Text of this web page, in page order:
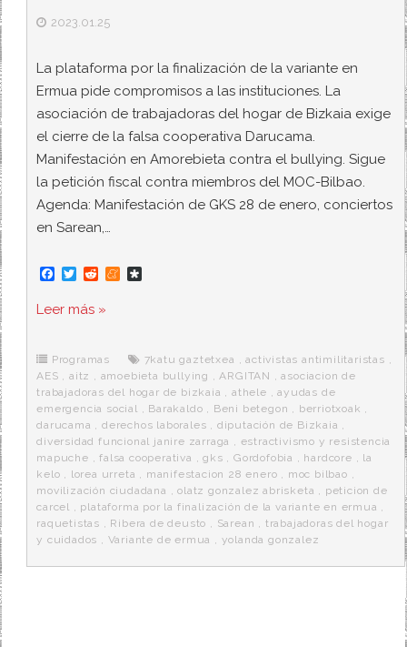
2023.01.25
La plataforma por la finalización de la variante en
Ermua pide compromisos a las instituciones. La
asociación de trabajadoras del hogar de Bizkaia exige
el cierre de la falsa cooperativa Darucama.
Manifestación en Amorebieta contra el bullying. Sigue
la petición fiscal contra miembros del MOC-Bilbao.
Agenda: Manifestación de GKS 28 de enero, conciertos
en Sarean,…
F
c
e
o
k
T
i
t
r
R
d
M
e
r
a
Leer más »
Programas 7katu gaztetxea ,activistas antimilitaristas ,
AES ,aitz , amoebieta bullying ,ARGITAN ,asociacion de
trabajadoras del hogar de bizkaia ,athele ,ayudas de
emergencia social , Barakaldo , Beni betegon , berriotxoak ,
darucama ,derechos laborales , diputación de Bizkaia ,
diversidad funcional janire zarraga , estractivismo y resistencia
mapuche ,falsa cooperativa ,gks ,Gordofobia , hardcore , la
kelo , lorea urreta , manifestacion 28 enero , moc bilbao ,
movilización ciudadana ,olatz gonzalez abrisketa , peticion de
carcel , plataforma por la finalización de la variante en ermua ,
raquetistas , Ribera de deusto , Sarean , trabajadoras del hogar
y cuidados , Variante de ermua , yolanda gonzalez